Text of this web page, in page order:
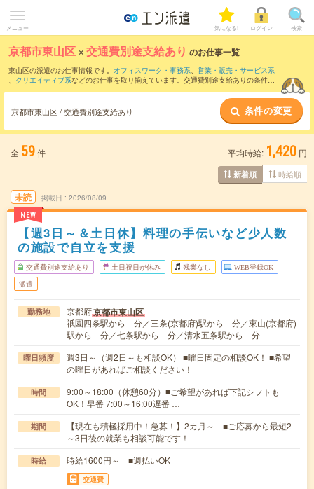
メニュー 気になる! ログイン 検索
京都市東山区 ×交通費別途支給あり のお仕事一覧
東山区の派遣のお仕事情報です。 オフィスワーク・事務系、 営業・販売・サービス系
、 クリエイティブ系などのお仕事を取り揃えています。交通費別途支給ありの条件の
京都市東山区 / 交通費別途支給あり 条件の変更
全 59件 平均時給: 1,420 円
新着順 時給順
未読
NEW
掲載日 2026/08/09
【週3日～＆土日休】料理の手伝いなど少人数
の施設で自立を支援
交通費別途支給あり 土日祝日が休み 残業なし WEB登録OK
派遣
勤務地 京都府京都市東山区
祇園四条駅から---分／三条(京都府)駅から---分／東山(京都府)
駅から---分／七条駅から---分／清水五条駅から---分
曜日頻度
週3日～（週2日～も相談OK） ■曜日固定の相談OK！ ■希望
の曜日があればご相談ください！
時間
9:00～18:00（休憩60分）■ご希望があれば下記シフトも
OK！早番 7:00～16:00遅番 …
期間
【現在も積極採用中！急募！】2カ月～ ■ご応募から最短2
～3日後の就業も相談可能です！
時給 時給1600円～ ■週払いOK
交通費